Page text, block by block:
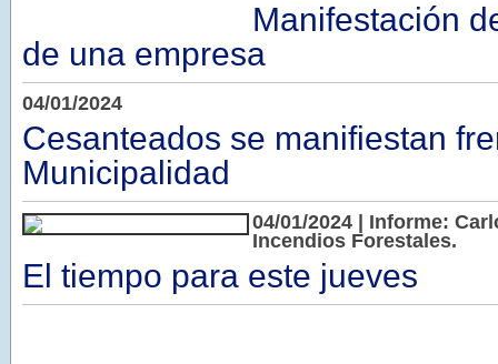
Manifestación
de una empresa
04/01/2024
Cesanteados se manifiestan
Municipalidad
04/01/2024 | Informe:
Incendios Forestales.
El tiempo para este jueves